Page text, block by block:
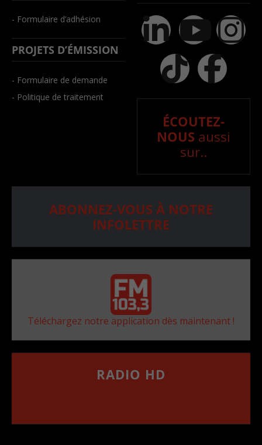
- Formulaire d’adhésion
PROJETS D’ÉMISSION
- Formulaire de demande
- Politique de traitement
ÉCOUTEZ-
NOUS aussi
sur..
ABONNEZ-VOUS À NOTRE
INFOLETTRE
Téléchargez notre application dès maintenant !
RADIO HD